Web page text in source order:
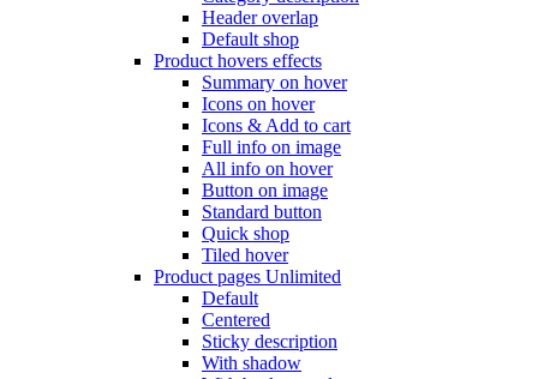
Header overlap
Default shop
Product hovers effects
Summary on hover
Icons on hover
Icons & Add to cart
Full info on image
All info on hover
Button on image
Standard button
Quick shop
Tiled hover
Product pages Unlimited
Default
Centered
Sticky description
With shadow